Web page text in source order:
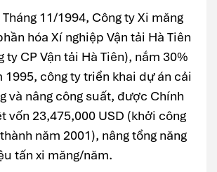
11/1994, Công ty Xi măng
hóa Xí nghiệp Vận tải Hà Tiên
ty CP Vận tải Hà Tiên), nắm 30%
1995, công ty triển khai dự án cải
và nâng công suất, được Chính
vốn 23,475,000 USD (khởi công
năm 2001), nâng tổng năng
tấn xi măng/năm.